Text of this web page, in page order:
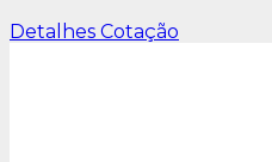
Detalhes Cotação